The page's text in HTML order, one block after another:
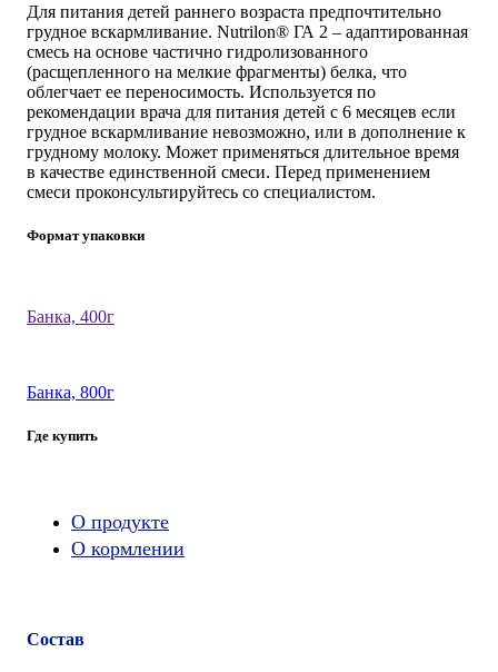
Для питания детей раннего возраста предпочтительно
грудное вскармливание. Nutrilon® ГА 2 – адаптированная
смесь на основе частично гидролизованного
(расщепленного на мелкие фрагменты) белка, что
облегчает ее переносимость. Используется по
рекомендации врача для питания детей с 6 месяцев если
грудное вскармливание невозможно, или в дополнение к
грудному молоку. Может применяться длительное время
в качестве единственной смеси. Перед применением
смеси проконсультируйтесь со специалистом.
Формат упаковки
Банка, 400г
Банка, 800г
Где купить
О продукте
О кормлении
Состав